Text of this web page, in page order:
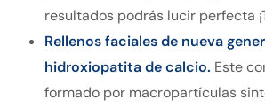
resultados podrás lucir perfecta
Rellenos faciales de nueva
hidroxiopatita de calcio. Este
formado por macropartículas